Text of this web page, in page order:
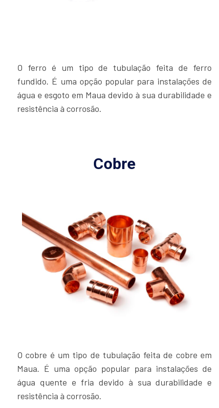
O ferro é um tipo de tubulação feita de ferro
fundido. É uma opção popular para instalações de
água e esgoto em Maua devido à sua durabilidade e
resistência à corrosão.
Cobre
O cobre é um tipo de tubulação feita de cobre em
Maua. É uma opção popular para instalações de
água quente e fria devido à sua durabilidade e
resistência à corrosão.